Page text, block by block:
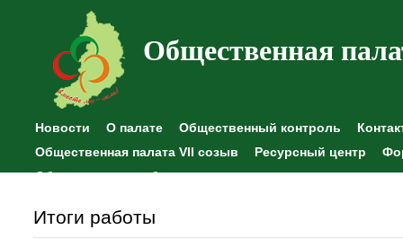
Общественная
Новости О палате Общественный контроль
Общественная палата VII созыв
Ресурсный центр
Общественные наблюдения
Итоги работы